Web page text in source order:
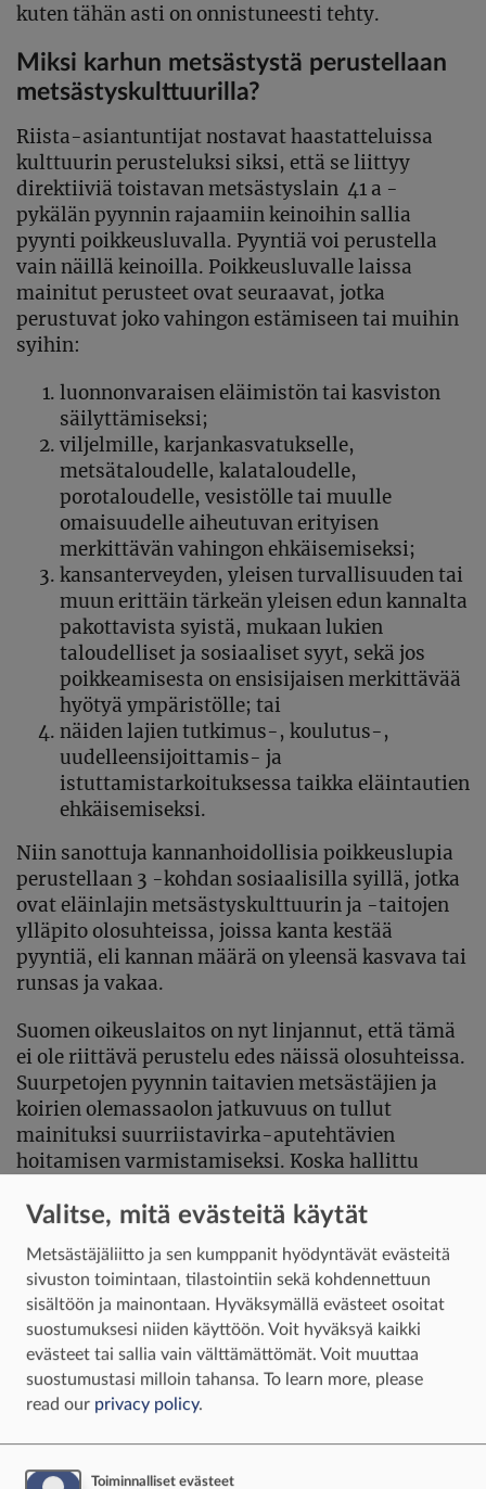
kuten tähän asti on onnistuneesti tehty.
Miksi karhun metsästystä perustellaan
metsästyskulttuurilla?
Riista-asiantuntijat nostavat haastatteluissa
kulttuurin perusteluksi siksi, että se liittyy
direktiiviä toistavan metsästyslain 41 a -
pykälän pyynnin rajaamiin keinoihin sallia
pyynti poikkeusluvalla. Pyyntiä voi perustella
vain näillä keinoilla. Poikkeusluvalle laissa
mainitut perusteet ovat seuraavat, jotka
perustuvat joko vahingon estämiseen tai muihin
syihin:
luonnonvaraisen eläimistön tai kasviston
säilyttämiseksi;
viljelmille, karjankasvatukselle,
metsätaloudelle, kalataloudelle,
porotaloudelle, vesistölle tai muulle
omaisuudelle aiheutuvan erityisen
merkittävän vahingon ehkäisemiseksi;
kansanterveyden, yleisen turvallisuuden tai
muun erittäin tärkeän yleisen edun kannalta
pakottavista syistä, mukaan lukien
taloudelliset ja sosiaaliset syyt, sekä jos
poikkeamisesta on ensisijaisen merkittävää
hyötyä ympäristölle; tai
näiden lajien tutkimus-, koulutus-,
uudelleensijoittamis- ja
istuttamistarkoituksessa taikka eläintautien
ehkäisemiseksi.
Niin sanottuja kannanhoidollisia poikkeuslupia
perustellaan 3 -kohdan sosiaalisilla syillä, jotka
ovat eläinlajin metsästyskulttuurin ja -taitojen
ylläpito olosuhteissa, joissa kanta kestää
pyyntiä, eli kannan määrä on yleensä kasvava tai
runsas ja vakaa.
Suomen oikeuslaitos on nyt linjannut, että tämä
ei ole riittävä perustelu edes näissä olosuhteissa.
Suurpetojen pyynnin taitavien metsästäjien ja
koirien olemassaolon jatkuvuus on tullut
mainituksi suurriistavirka-aputehtävien
hoitamisen varmistamiseksi. Koska hallittu
turvin ei ole poikkeuslupaperustelu, lupia ei ole
Mitä tapahtuu, jos karhunmetsästys
loppuu?
Liian vähälle huomiolle suuren yleisön
ymmärryksen kannalta on jäänyt se
tosiasiallinen seikka, että vastakkain ovat
äärevä, käytännössä nollatoleranssin
metsästyskielteinen näkemys ja maltillinen,
Valitse, mitä evästeitä käytät
Metsästäjäliitto ja sen kumppanit hyödyntävät evästeitä
sivuston toimintaan, tilastointiin sekä kohdennettuun
sisältöön ja mainontaan. Hyväksymällä evästeet osoitat
suostumuksesi niiden käyttöön. Voit hyväksyä kaikki
evästeet tai sallia vain välttämättömät. Voit muuttaa
suostumustasi milloin tahansa. To learn more, please
read our privacy policy.
Toiminnalliset evästeet